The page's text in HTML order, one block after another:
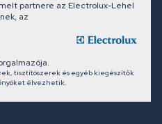
partnere az Electrolux-Lehel
az
tisztítószerek és egyéb kiegészítők
élvezhetik.